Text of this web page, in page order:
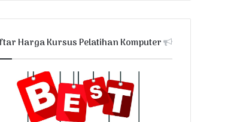
Harga Kursus Pelatihan Komputer